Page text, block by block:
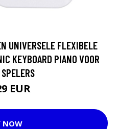
UNIVERSELE FLEXIBELE
KEYBOARD PIANO VOOR
EUR
NOW